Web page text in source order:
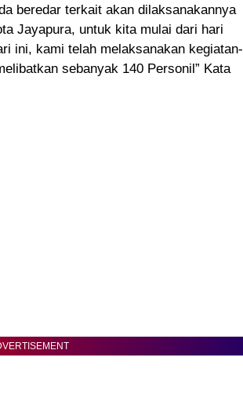
beredar terkait akan dilaksanakannya
Jayapura, untuk kita mulai dari hari
ini, kami telah melaksanakan kegiatan-
sebanyak 140 Personil” Kata